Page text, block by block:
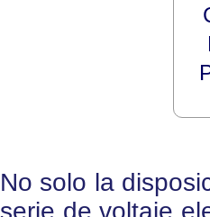
No solo la
serie de voltaje